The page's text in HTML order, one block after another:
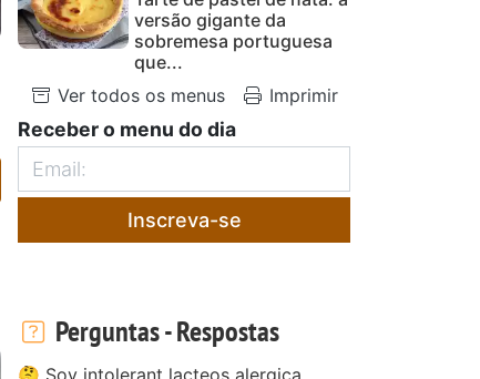
versão gigante da
sobremesa portuguesa
que...
Ver todos os menus
Imprimir
Receber o menu do dia
Inscreva-se
Perguntas - Respostas
🤔 Soy intolerant lacteos alergica